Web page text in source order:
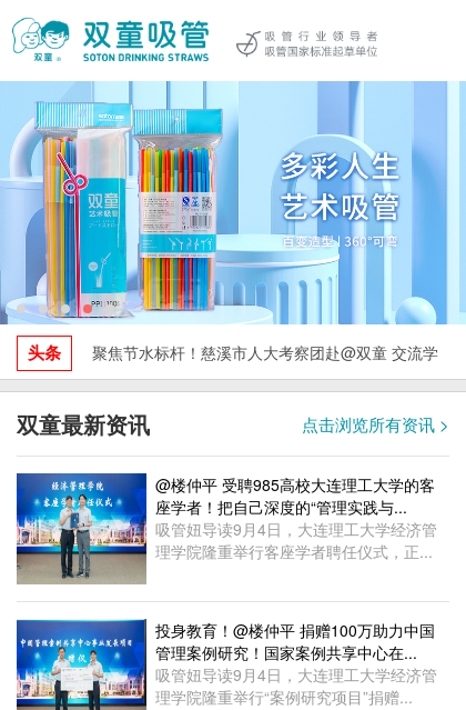
头条 聚焦节水标杆！慈溪市人大考察团赴@双童 交流学
习，探索水资源循环利用与绿色发展实践！
双童最新资讯 点击浏览所有资讯 >
@楼仲平 受聘985高校大连理工大学的客
座学者！把自己深度的“管理实践与...
吸管妞导读9月4日，大连理工大学经济管
理学院隆重举行客座学者聘任仪式，正...
投身教育！@楼仲平 捐赠100万助力中国
管理案例研究！国家案例共享中心在...
吸管妞导读9月4日，大连理工大学经济管
理学院隆重举行“案例研究项目”捐赠...